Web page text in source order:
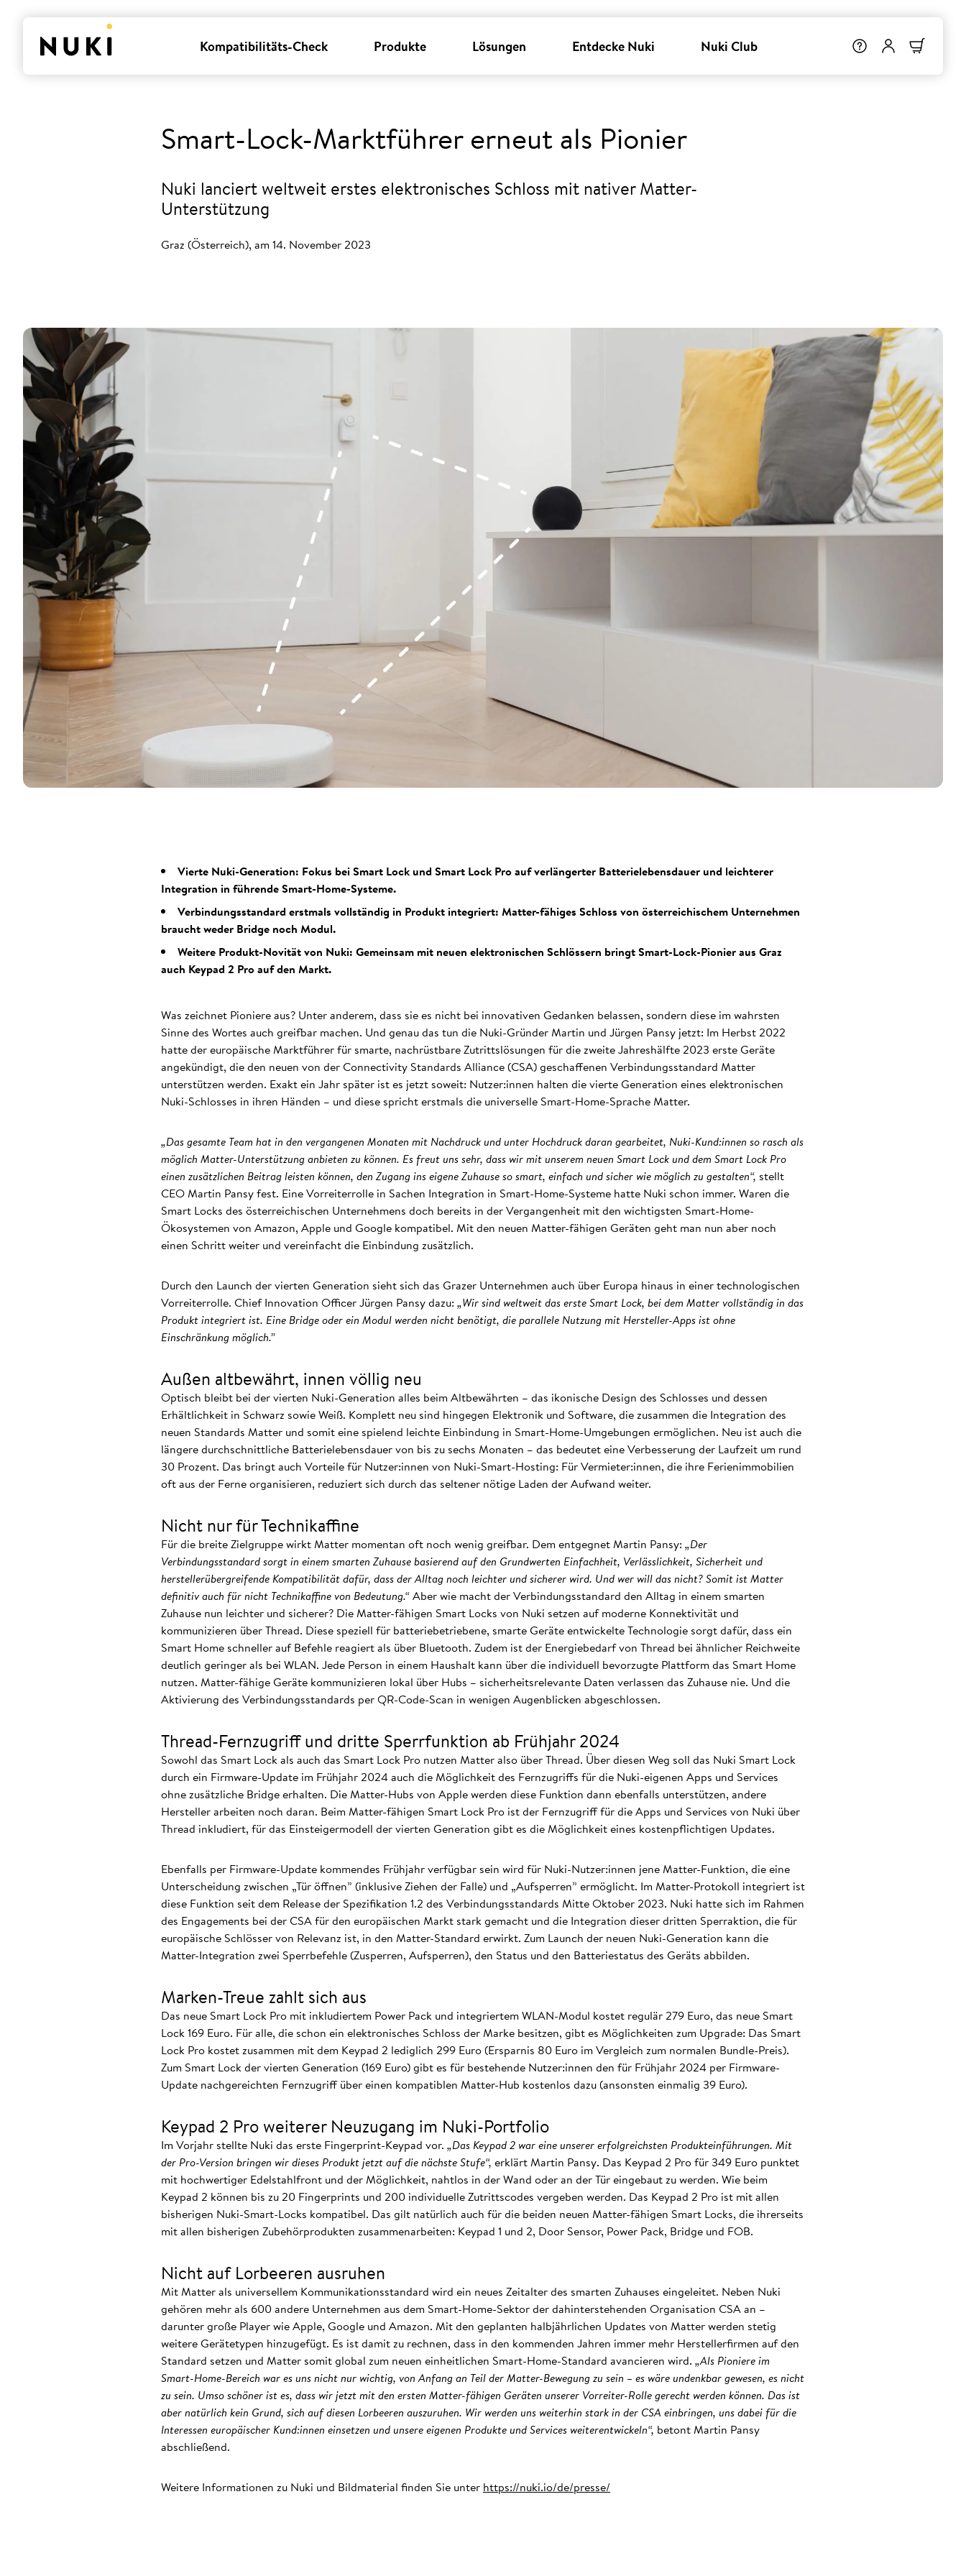
Kompatibilitäts-Check Produkte Lösungen Entdecke Nuki Nuki Club
Smart-Lock-Marktführer erneut als Pionier
Nuki lanciert weltweit erstes elektronisches Schloss mit nativer Matter-
Unterstützung
Graz (Österreich), am 14. November 2023
Vierte Nuki-Generation: Fokus bei Smart Lock und Smart Lock Pro auf verlängerter Batterielebensdauer und leichterer
Integration in führende Smart-Home-Systeme.
Verbindungsstandard erstmals vollständig in Produkt integriert: Matter-fähiges Schloss von österreichischem Unternehmen
braucht weder Bridge noch Modul.
Weitere Produkt-Novität von Nuki: Gemeinsam mit neuen elektronischen Schlössern bringt Smart-Lock-Pionier aus Graz
auch Keypad 2 Pro auf den Markt.
Was zeichnet Pioniere aus? Unter anderem, dass sie es nicht bei innovativen Gedanken belassen, sondern diese im wahrsten
Sinne des Wortes auch greifbar machen. Und genau das tun die Nuki-Gründer Martin und Jürgen Pansy jetzt: Im Herbst 2022
hatte der europäische Marktführer für smarte, nachrüstbare Zutrittslösungen für die zweite Jahreshälfte 2023 erste Geräte
angekündigt, die den neuen von der Connectivity Standards Alliance (CSA) geschaffenen Verbindungsstandard Matter
unterstützen werden. Exakt ein Jahr später ist es jetzt soweit: Nutzer:innen halten die vierte Generation eines elektronischen
Nuki-Schlosses in ihren Händen – und diese spricht erstmals die universelle Smart-Home-Sprache Matter.
„Das gesamte Team hat in den vergangenen Monaten mit Nachdruck und unter Hochdruck daran gearbeitet, Nuki-Kund:innen so rasch als
möglich Matter-Unterstützung anbieten zu können. Es freut uns sehr, dass wir mit unserem neuen Smart Lock und dem Smart Lock Pro
einen zusätzlichen Beitrag leisten können, den Zugang ins eigene Zuhause so smart, einfach und sicher wie möglich zu gestalten“, stellt
CEO Martin Pansy fest. Eine Vorreiterrolle in Sachen Integration in Smart-Home-Systeme hatte Nuki schon immer. Waren die
Smart Locks des österreichischen Unternehmens doch bereits in der Vergangenheit mit den wichtigsten Smart-Home-
Ökosystemen von Amazon, Apple und Google kompatibel. Mit den neuen Matter-fähigen Geräten geht man nun aber noch
einen Schritt weiter und vereinfacht die Einbindung zusätzlich.
Durch den Launch der vierten Generation sieht sich das Grazer Unternehmen auch über Europa hinaus in einer technologischen
Vorreiterrolle. Chief Innovation Officer Jürgen Pansy dazu: „Wir sind weltweit das erste Smart Lock, bei dem Matter vollständig in das
Produkt integriert ist. Eine Bridge oder ein Modul werden nicht benötigt, die parallele Nutzung mit Hersteller-Apps ist ohne
Einschränkung möglich.”
Außen altbewährt, innen völlig neu
Optisch bleibt bei der vierten Nuki-Generation alles beim Altbewährten – das ikonische Design des Schlosses und dessen
Erhältlichkeit in Schwarz sowie Weiß. Komplett neu sind hingegen Elektronik und Software, die zusammen die Integration des
neuen Standards Matter und somit eine spielend leichte Einbindung in Smart-Home-Umgebungen ermöglichen. Neu ist auch die
längere durchschnittliche Batterielebensdauer von bis zu sechs Monaten – das bedeutet eine Verbesserung der Laufzeit um rund
30 Prozent. Das bringt auch Vorteile für Nutzer:innen von Nuki-Smart-Hosting: Für Vermieter:innen, die ihre Ferienimmobilien
oft aus der Ferne organisieren, reduziert sich durch das seltener nötige Laden der Aufwand weiter.
Nicht nur für Technikaffine
Für die breite Zielgruppe wirkt Matter momentan oft noch wenig greifbar. Dem entgegnet Martin Pansy: „Der
Verbindungsstandard sorgt in einem smarten Zuhause basierend auf den Grundwerten Einfachheit, Verlässlichkeit, Sicherheit und
herstellerübergreifende Kompatibilität dafür, dass der Alltag noch leichter und sicherer wird. Und wer will das nicht? Somit ist Matter
definitiv auch für nicht Technikaffine von Bedeutung.“Aber wie macht der Verbindungsstandard den Alltag in einem smarten
Zuhause nun leichter und sicherer? Die Matter-fähigen Smart Locks von Nuki setzen auf moderne Konnektivität und
kommunizieren über Thread. Diese speziell für batteriebetriebene, smarte Geräte entwickelte Technologie sorgt dafür, dass ein
Smart Home schneller auf Befehle reagiert als über Bluetooth. Zudem ist der Energiebedarf von Thread bei ähnlicher Reichweite
deutlich geringer als bei WLAN. Jede Person in einem Haushalt kann über die individuell bevorzugte Plattform das Smart Home
nutzen. Matter-fähige Geräte kommunizieren lokal über Hubs – sicherheitsrelevante Daten verlassen das Zuhause nie. Und die
Aktivierung des Verbindungsstandards per QR-Code-Scan in wenigen Augenblicken abgeschlossen.
Thread-Fernzugriff und dritte Sperrfunktion ab Frühjahr 2024
Sowohl das Smart Lock als auch das Smart Lock Pro nutzen Matter also über Thread. Über diesen Weg soll das Nuki Smart Lock
durch ein Firmware-Update im Frühjahr 2024 auch die Möglichkeit des Fernzugriffs für die Nuki-eigenen Apps und Services
ohne zusätzliche Bridge erhalten. Die Matter-Hubs von Apple werden diese Funktion dann ebenfalls unterstützen, andere
Hersteller arbeiten noch daran. Beim Matter-fähigen Smart Lock Pro ist der Fernzugriff für die Apps und Services von Nuki über
Thread inkludiert, für das Einsteigermodell der vierten Generation gibt es die Möglichkeit eines kostenpflichtigen Updates.
Ebenfalls per Firmware-Update kommendes Frühjahr verfügbar sein wird für Nuki-Nutzer:innen jene Matter-Funktion, die eine
Unterscheidung zwischen „Tür öffnen” (inklusive Ziehen der Falle) und „Aufsperren” ermöglicht. Im Matter-Protokoll integriert ist
diese Funktion seit dem Release der Spezifikation 1.2 des Verbindungsstandards Mitte Oktober 2023. Nuki hatte sich im Rahmen
des Engagements bei der CSA für den europäischen Markt stark gemacht und die Integration dieser dritten Sperraktion, die für
europäische Schlösser von Relevanz ist, in den Matter-Standard erwirkt. Zum Launch der neuen Nuki-Generation kann die
Matter-Integration zwei Sperrbefehle (Zusperren, Aufsperren), den Status und den Batteriestatus des Geräts abbilden.
Marken-Treue zahlt sich aus
Das neue Smart Lock Pro mit inkludiertem Power Pack und integriertem WLAN-Modul kostet regulär 279 Euro, das neue Smart
Lock 169 Euro. Für alle, die schon ein elektronisches Schloss der Marke besitzen, gibt es Möglichkeiten zum Upgrade: Das Smart
Lock Pro kostet zusammen mit dem Keypad 2 lediglich 299 Euro (Ersparnis 80 Euro im Vergleich zum normalen Bundle-Preis).
Zum Smart Lock der vierten Generation (169 Euro) gibt es für bestehende Nutzer:innen den für Frühjahr 2024 per Firmware-
Update nachgereichten Fernzugriff über einen kompatiblen Matter-Hub kostenlos dazu (ansonsten einmalig 39 Euro).
Keypad 2 Pro weiterer Neuzugang im Nuki-Portfolio
Im Vorjahr stellte Nuki das erste Fingerprint-Keypad vor. „Das Keypad 2 war eine unserer erfolgreichsten Produkteinführungen. Mit
der Pro-Version bringen wir dieses Produkt jetzt auf die nächste Stufe“, erklärt Martin Pansy. Das Keypad 2 Pro für 349 Euro punktet
mit hochwertiger Edelstahlfront und der Möglichkeit, nahtlos in der Wand oder an der Tür eingebaut zu werden. Wie beim
Keypad 2 können bis zu 20 Fingerprints und 200 individuelle Zutrittscodes vergeben werden. Das Keypad 2 Pro ist mit allen
bisherigen Nuki-Smart-Locks kompatibel. Das gilt natürlich auch für die beiden neuen Matter-fähigen Smart Locks, die ihrerseits
mit allen bisherigen Zubehörprodukten zusammenarbeiten: Keypad 1 und 2, Door Sensor, Power Pack, Bridge und FOB.
Nicht auf Lorbeeren ausruhen
Mit Matter als universellem Kommunikationsstandard wird ein neues Zeitalter des smarten Zuhauses eingeleitet. Neben Nuki
gehören mehr als 600 andere Unternehmen aus dem Smart-Home-Sektor der dahinterstehenden Organisation CSA an –
darunter große Player wie Apple, Google und Amazon. Mit den geplanten halbjährlichen Updates von Matter werden stetig
weitere Gerätetypen hinzugefügt. Es ist damit zu rechnen, dass in den kommenden Jahren immer mehr Herstellerfirmen auf den
Standard setzen und Matter somit global zum neuen einheitlichen Smart-Home-Standard avancieren wird. „Als Pioniere im
Smart-Home-Bereich war es uns nicht nur wichtig, von Anfang an Teil der Matter-Bewegung zu sein – es wäre undenkbar gewesen, es nicht
zu sein. Umso schöner ist es, dass wir jetzt mit den ersten Matter-fähigen Geräten unserer Vorreiter-Rolle gerecht werden können. Das ist
aber natürlich kein Grund, sich auf diesen Lorbeeren auszuruhen. Wir werden uns weiterhin stark in der CSA einbringen, uns dabei für die
Interessen europäischer Kund:innen einsetzen und unsere eigenen Produkte und Services weiterentwickeln“, betont Martin Pansy
abschließend.
Weitere Informationen zu Nuki und Bildmaterial finden Sie unter https://nuki.io/de/presse/